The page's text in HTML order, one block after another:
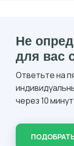
Не
для вас
Ответьте на
через 10